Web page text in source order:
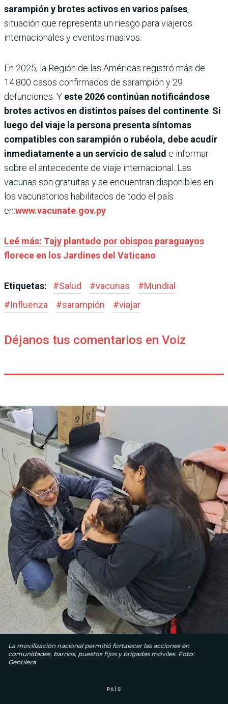
sarampión y brotes activos en varios países,
situación que representa un riesgo para viajeros
internacionales y eventos masivos.
En 2025, la Región de las Américas registró más de
14.800 casos confirmados de sarampión y 29
defunciones. Y este 2026 continúan notificándose
brotes activos en distintos países del continente Si
luego del viaje la persona presenta síntomas
compatibles con sarampión o rubéola, debe acudir
inmediatamente a un servicio de salud e informar
sobre el antecedente de viaje internacional. Las
vacunas son gratuitas y se encuentran disponibles en
los vacunatorios habilitados de todo el país
en:www.vacunate.gov.py
Leé más: Tajy plantado por obispos paraguayos
florece en los Jardines del Vaticano
Etiquetas: #Salud #vacunas #Mundial
#Influenza #sarampión #viajar
Déjanos tus comentarios en Voiz
La movilización nacional permitió fortalecer las acciones en
comunidades, barrios, puestos fijos y brigadas móviles. Foto:
Gentileza
PAÍS